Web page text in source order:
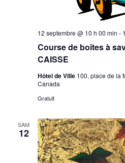
Course de boîtes à
CAISSE
12 septembre @ 10 h 00 min -
Hôtel de Ville 100, place de la
Canada
Gratuit
SAM
12